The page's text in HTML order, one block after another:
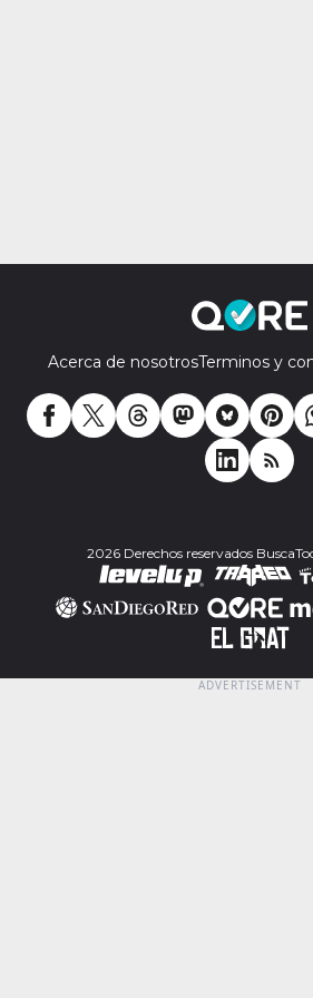
Acerca de nosotrosTerminos y
2026 Derechos reservados